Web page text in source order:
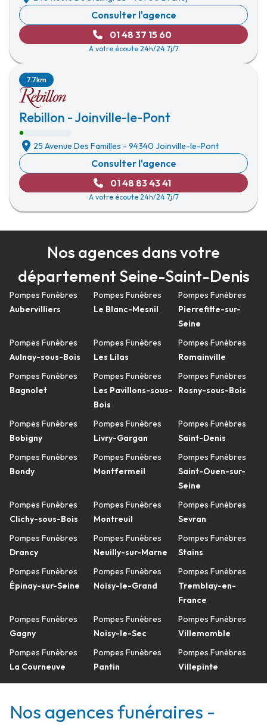
Consulter l'agence
01 48 37 15 60
A votre écoute 24h/24 7j/7
Rebillon - Joinville-le-Pont
7.7km
25 Avenue Des Familles - 94340 Joinville-le-Pont
Consulter l'agence
01 48 83 43 41
A votre écoute 24h/24 7j/7
Nos agences dans votre
département Seine-Saint-Denis
Pompes Funèbres
Aubervilliers
Pompes Funèbres
Aulnay-sous-Bois
Pompes Funèbres
Bagnolet
Pompes Funèbres
Bobigny
Pompes Funèbres
Bondy
Pompes Funèbres
Clichy-sous-Bois
Pompes Funèbres
Drancy
Pompes Funèbres
Épinay-sur-Seine
Pompes Funèbres
Gagny
Pompes Funèbres
La Courneuve
Pompes Funèbres
Le Blanc-Mesnil
Pompes Funèbres
Les Lilas
Pompes Funèbres
Les Pavillons-sous-
Bois
Pompes Funèbres
Livry-Gargan
Pompes Funèbres
Montfermeil
Pompes Funèbres
Montreuil
Pompes Funèbres
Neuilly-sur-Marne
Pompes Funèbres
Noisy-le-Grand
Pompes Funèbres
Noisy-le-Sec
Pompes Funèbres
Pantin
Pompes Funèbres
Pierrefitte-sur-
Seine
Pompes Funèbres
Romainville
Pompes Funèbres
Rosny-sous-Bois
Pompes Funèbres
Saint-Denis
Pompes Funèbres
Saint-Ouen-sur-
Seine
Pompes Funèbres
Sevran
Pompes Funèbres
Stains
Pompes Funèbres
Tremblay-en-
France
Pompes Funèbres
Villemomble
Pompes Funèbres
Villepinte
Nos agences funéraires -